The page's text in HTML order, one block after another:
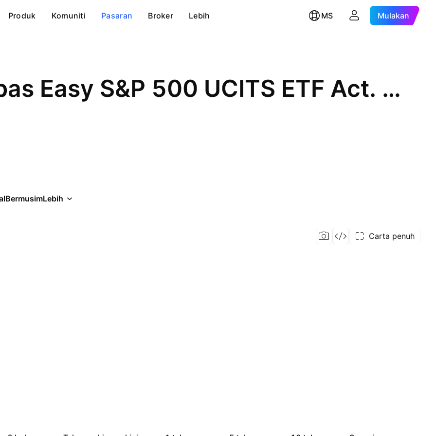
Produk Komuniti Pasaran Broker Lebih MS Mulakan
BNP Paribas Easy S&P 500 UCITS ETF Act. EUR HDG
BermusimLebih
Carta penuh